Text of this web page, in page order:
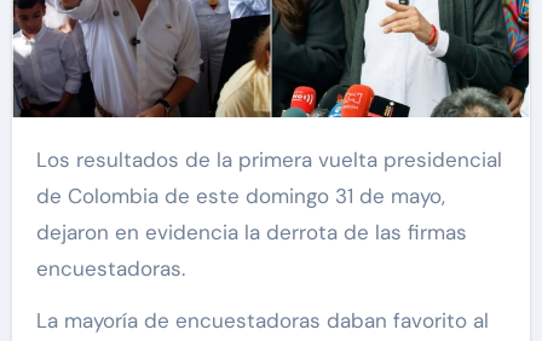
Los resultados de la primera vuelta presidencial
de Colombia de este domingo 31 de mayo,
dejaron en evidencia la derrota de las firmas
encuestadoras.
La mayoría de encuestadoras daban favorito al